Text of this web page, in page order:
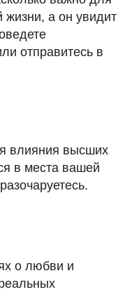
жизни, а он увидит
отправитесь в
влияния высших
в места вашей
о любви и